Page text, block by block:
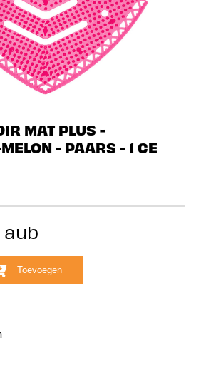
MAT PLUS -
- PAARS - 1 CE
Toevoegen